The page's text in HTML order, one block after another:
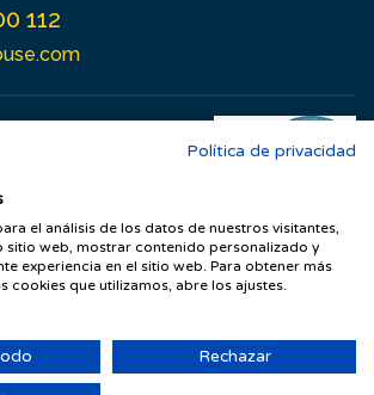
112
Inmobiliario BestHouse.
Política de privacidad
el análisis de los datos de nuestros visitantes,
sitio web, mostrar contenido personalizado y
experiencia en el sitio web. Para obtener más
cookies que utilizamos, abre los ajustes.
Rechazar